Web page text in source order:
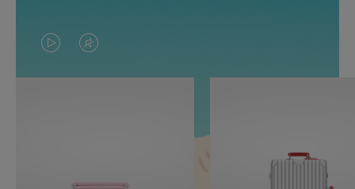
O
VÍDEO
O
VÍDEO